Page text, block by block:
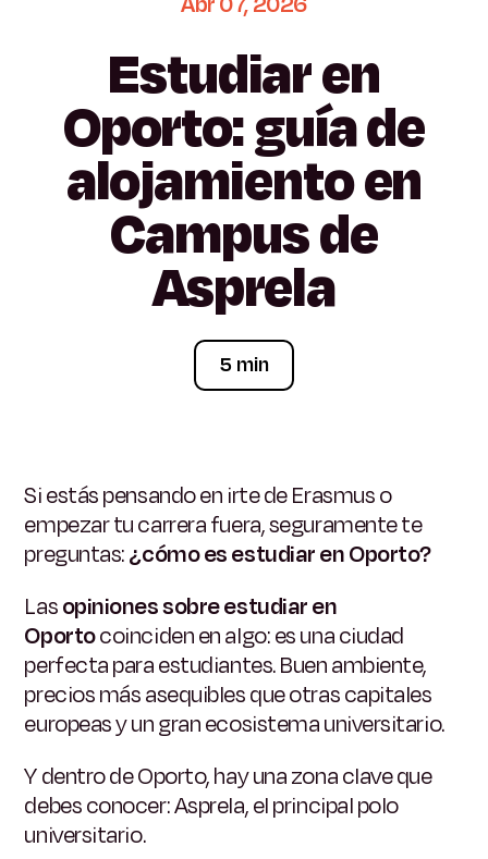
Estudiaren
Oporto:guíade
alojamientoen
Campusde
Asprela
5 min
Si estás pensando en irte de Erasmus o
empezar tu carrera fuera, seguramente te
preguntas:¿cómo es estudiar en Oporto?
Lasopiniones sobre estudiar en
Oportocoinciden en algo: es una ciudad
perfecta para estudiantes. Buen ambiente,
precios más asequibles que otras capitales
europeas y un gran ecosistema universitario.
Y dentro de Oporto, hay una zona clave que
debes conocer: Asprela, el principal polo
universitario.